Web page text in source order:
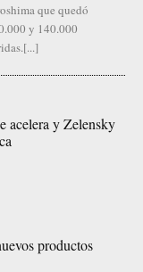
que quedó
y 140.000
acelera y Zelensky
productos